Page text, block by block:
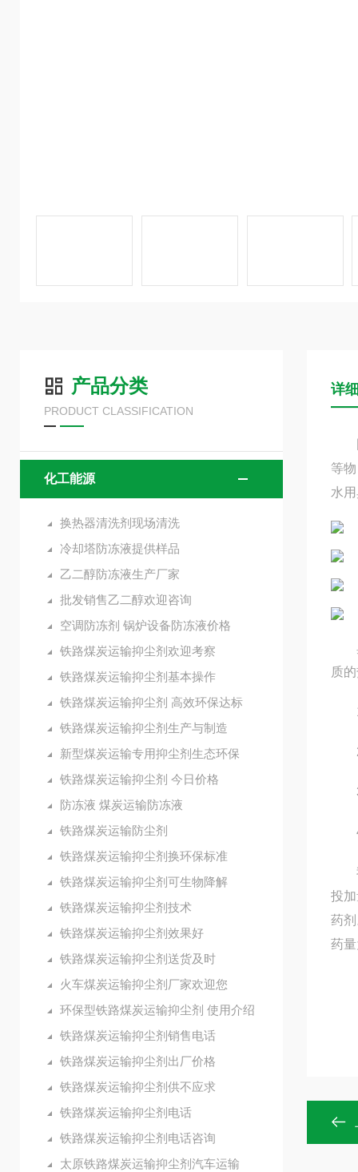
产品分类
PRODUCT CLASSIFICATION
化工能源
换热器清洗剂现场清洗
冷却塔防冻液提供样品
乙二醇防冻液生产厂家
批发销售乙二醇欢迎咨询
空调防冻剂 锅炉设备防冻液价格
铁路煤炭运输抑尘剂欢迎考察
铁路煤炭运输抑尘剂基本操作
铁路煤炭运输抑尘剂 高效环保达标
铁路煤炭运输抑尘剂生产与制造
新型煤炭运输专用抑尘剂生态环保
铁路煤炭运输抑尘剂 今日价格
防冻液 煤炭运输防冻液
铁路煤炭运输防尘剂
铁路煤炭运输抑尘剂换环保标准
铁路煤炭运输抑尘剂可生物降解
铁路煤炭运输抑尘剂技术
铁路煤炭运输抑尘剂效果好
铁路煤炭运输抑尘剂送货及时
火车煤炭运输抑尘剂厂家欢迎您
环保型铁路煤炭运输抑尘剂 使用介绍
铁路煤炭运输抑尘剂销售电话
铁路煤炭运输抑尘剂出厂价格
铁路煤炭运输抑尘剂供不应求
铁路煤炭运输抑尘剂电话
铁路煤炭运输抑尘剂电话咨询
太原铁路煤炭运输抑尘剂汽车运输
详
等
水
臭
质
1
2
3
4
我
投
药
药